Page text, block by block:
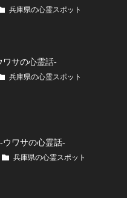
兵庫県の心霊スポット
ワサの心霊話-
兵庫県の心霊スポット
ウワサの心霊話-
兵庫県の心霊スポット